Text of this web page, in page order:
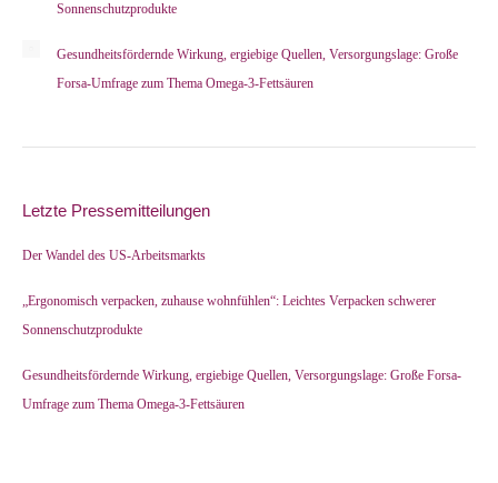
Sonnenschutzprodukte
Gesundheitsfördernde Wirkung, ergiebige Quellen, Versorgungslage: Große
Forsa-Umfrage zum Thema Omega-3-Fettsäuren
Letzte Pressemitteilungen
Der Wandel des US-Arbeitsmarkts
„Ergonomisch verpacken, zuhause wohnfühlen“: Leichtes Verpacken schwerer
Sonnenschutzprodukte
Gesundheitsfördernde Wirkung, ergiebige Quellen, Versorgungslage: Große Forsa-
Umfrage zum Thema Omega-3-Fettsäuren